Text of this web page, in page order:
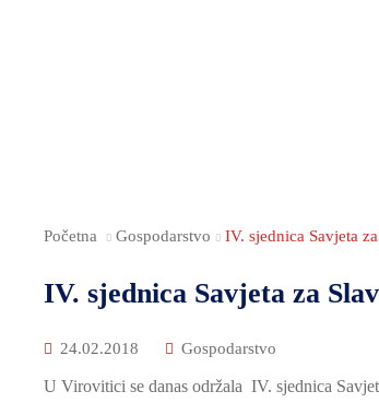
Početna Gospodarstvo IV. sjednica Savjeta
IV. sjednica Savjeta za
24.02.2018 Gospodarstvo
U Virovitici se danas održala IV. sjednica